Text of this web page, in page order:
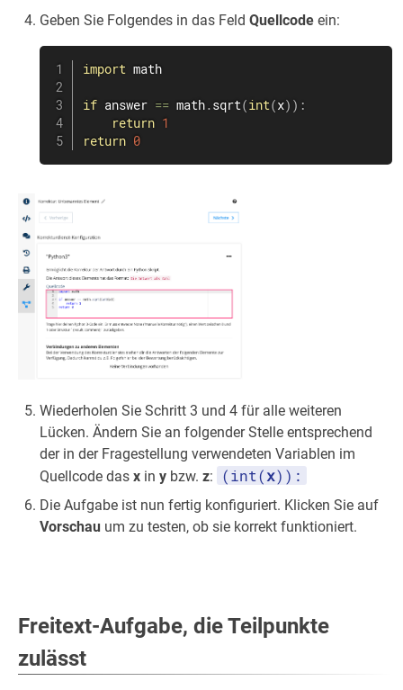
Geben Sie Folgendes in das Feld Quellcode ein:
import math
if answer == math.sqrt(int(x) ) :
return 1
return 0
Wiederholen Sie Schritt 3 und 4 für alle weiteren
Lücken. Ändern Sie an folgender Stelle entsprechend
der in der Fragestellung verwendeten Variablen im
Quellcode das x in y bzw. z: (int(x)):
Die Aufgabe ist nun fertig konfiguriert. Klicken Sie auf
Vorschau um zu testen, ob sie korrekt funktioniert.
Freitext-Aufgabe, die Teilpunkte
zulässt